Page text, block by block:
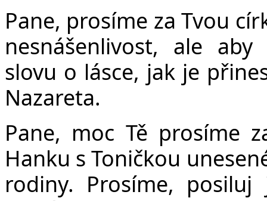
Pane, prosíme za Tvou
nesnášenlivost, ale
slovu o lásce, jak je
Nazareta.
Pane, moc Tě prosíme
Hanku s Toničkou
rodiny. Prosíme,